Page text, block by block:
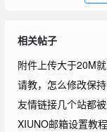
相关帖子
附件上传大于20M
请教，怎么修改保
友情链接几个站都
XIUNO邮箱设置教程